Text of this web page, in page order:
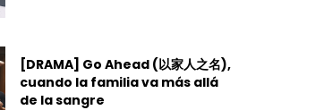
[DRAMA] Go Ahead (以家人之名),
cuando la familia va más allá
de la sangre